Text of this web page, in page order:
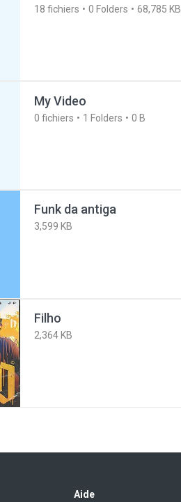
18 fichiers 0 Folders 68,785 KB
My Video
0 fichiers 1 Folders 0 B
Funk da antiga
3,599 KB
Filho
2,364 KB
Aide